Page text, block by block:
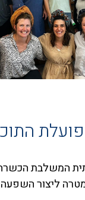
המשלבת
ליצור